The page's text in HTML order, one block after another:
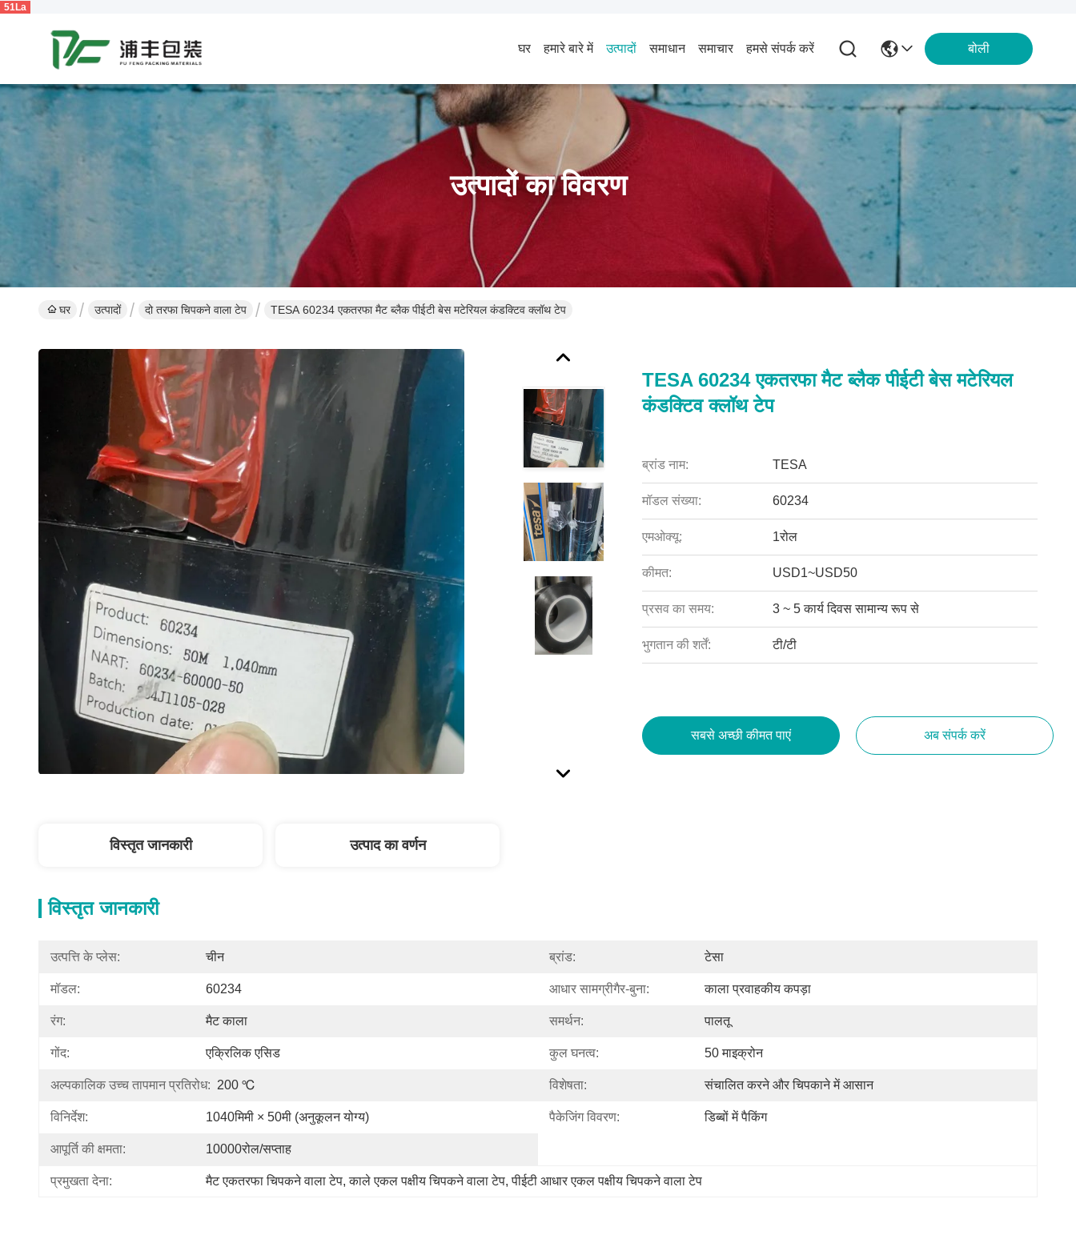
51La
घर हमारे बारे में उत्पादों समाधान समाचार हमसे संपर्क करें बोली
उत्पादों का विवरण
घर उत्पादों दो तरफा चिपकने वाला टेप TESA 60234 एकतरफा मैट ब्लैक पीईटी बेस मटेरियल कंडक्टिव क्लॉथ टेप
TESA 60234 एकतरफा मैट ब्लैक पीईटी बेस मटेरियल
कंडक्टिव क्लॉथ टेप
ब्रांड नाम: TESA
मॉडल संख्या: 60234
एमओक्यू: 1रोल
कीमत: USD1~USD50
प्रसव का समय: 3 ~ 5 कार्य दिवस सामान्य रूप से
भुगतान की शर्तें: टी/टी
सबसे अच्छी कीमत पाएं अब संपर्क करें
विस्तृत जानकारी उत्पाद का वर्णन
विस्तृत जानकारी
उत्पत्ति के प्लेस: चीन ब्रांड: टेसा
मॉडल: 60234 आधार सामग्रीगैर-बुना: काला प्रवाहकीय कपड़ा
रंग: मैट काला समर्थन: पालतू
गोंद: एक्रिलिक एसिड कुल घनत्व: 50 माइक्रोन
अल्पकालिक उच्च तापमान प्रतिरोध: 200 ℃ विशेषता: संचालित करने और चिपकाने में आसान
विनिर्देश: 1040मिमी × 50मी (अनुकूलन योग्य) पैकेजिंग विवरण: डिब्बों में पैकिंग
आपूर्ति की क्षमता: 10000रोल/सप्ताह
प्रमुखता देना: मैट एकतरफा चिपकने वाला टेप, काले एकल पक्षीय चिपकने वाला टेप, पीईटी आधार एकल पक्षीय चिपकने वाला टेप